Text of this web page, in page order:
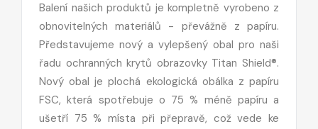
Balení našich produktů je kompletně vyrobeno z
obnovitelných materiálů - převážně z papíru.
Představujeme nový a vylepšený obal pro naši
řadu ochranných krytů obrazovky Titan Shield®.
Nový obal je plochá ekologická obálka z papíru
FSC, která spotřebuje o 75 % méně papíru a
ušetří 75 % místa při přepravě, což vede ke